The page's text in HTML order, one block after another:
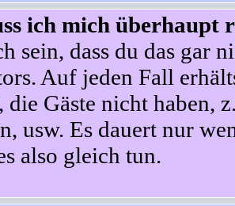
ich mich überhaupt
sein, dass du das gar
Auf jeden Fall
die Gäste nicht haben,
usw. Es dauert nur
also gleich tun.